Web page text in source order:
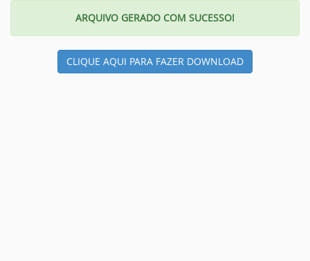
ARQUIVO GERADO COM SUCESSO!
CLIQUE AQUI PARA FAZER DOWNLOAD